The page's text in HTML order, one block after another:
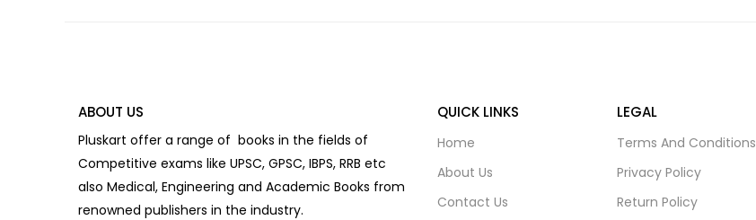
ABOUT US
Pluskart offer a range of books in the fields of
Competitive exams like UPSC, GPSC, IBPS, RRB etc
also Medical, Engineering and Academic Books from
renowned publishers in the industry.
QUICK LINKS
Home
About Us
Contact Us
LEGAL
Terms And Conditions
Privacy Policy
Return Policy